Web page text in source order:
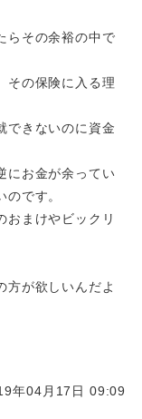
らその余裕の中で
その保険に入る理
できないのに資金
にお金が余ってい
です。
おまけやビックリ
方が欲しいんだよ
年04月17日 09:09